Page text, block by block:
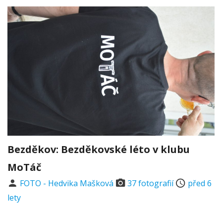
Bezděkov: Bezděkovské léto v klubu
MoTáč
FOTO - Hedvika Mašková 37 fotografií
před 6
lety